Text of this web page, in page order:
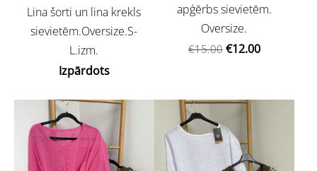
Lina šorti un lina krekls
sievietēm.Oversize.S-
L.izm.
Izpārdots
apģērbs sievietēm.
Oversize.
€15.00 €12.00